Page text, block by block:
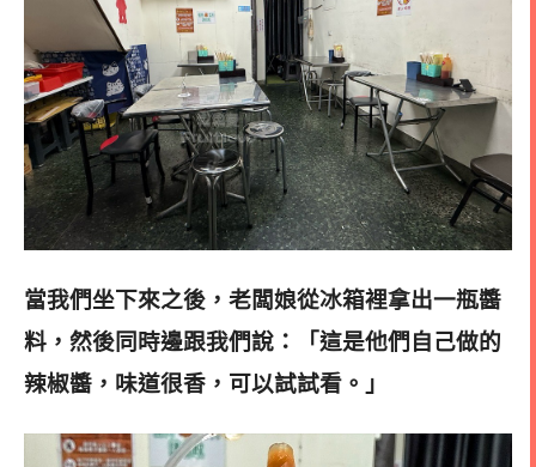
當我們坐下來之後，老闆娘從冰箱裡拿出一瓶醬
料，然後同時邊跟我們說：「這是他們自己做的
辣椒醬，味道很香，可以試試看。」